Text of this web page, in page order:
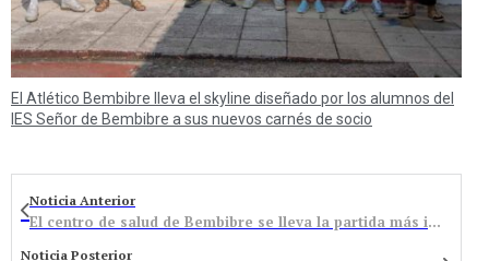
El Atlético Bembibre lleva el skyline diseñado por los alumnos del
IES Señor de Bembibre a sus nuevos carnés de socio
Noticia Anterior
El centro de salud de Bembibre se lleva la partida más importante de los presupuestos de la Junta en El Bierzo
Noticia Posterior